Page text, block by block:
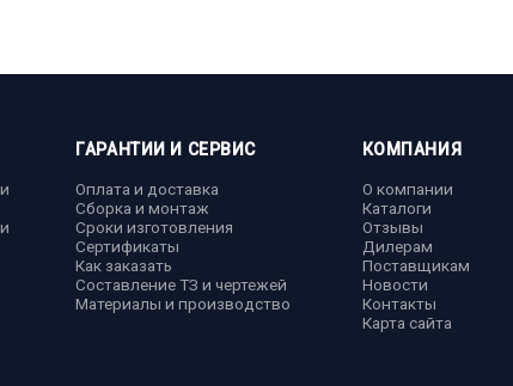
ГАРАНТИИ И СЕРВИС
Оплата и доставка
Сборка и монтаж
Сроки изготовления
Сертификаты
Как заказать
Составление ТЗ и чертежей
Материалы и производство
КОМПАНИЯ
О компании
Каталоги
Отзывы
Дилерам
Поставщикам
Новости
Контакты
Карта сайта